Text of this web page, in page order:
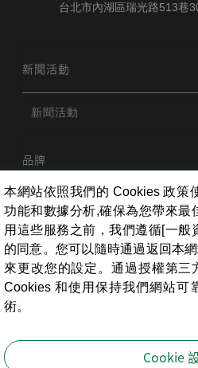
台北市內湖區瑞光路513巷
新聞活動
新聞活動
品牌
用戶服務
條款相關
本網站依照我們的 Cookies 政策
功能和數據分析,確保為您帶來最
用這些服務之前，我們遵循[一般
的同意。您可以隨時通過返回本
來更改您的設定。通過授權第三
Cookies 和使用保持我們網站可
術。
Cookie